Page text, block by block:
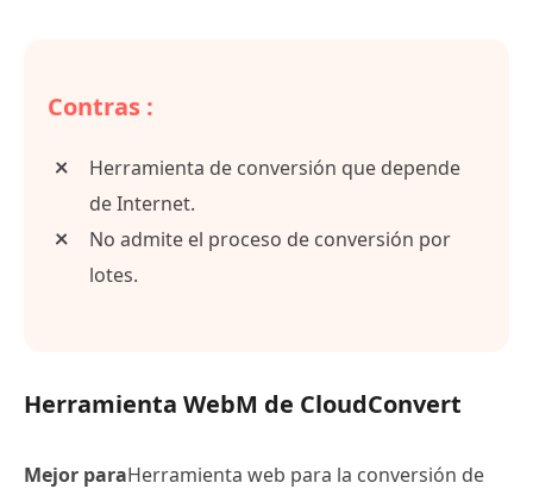
Contras :
Herramienta de conversión que depende
de Internet.
No admite el proceso de conversión por
lotes.
Herramienta WebM de CloudConvert
Mejor paraHerramienta web para la conversión de